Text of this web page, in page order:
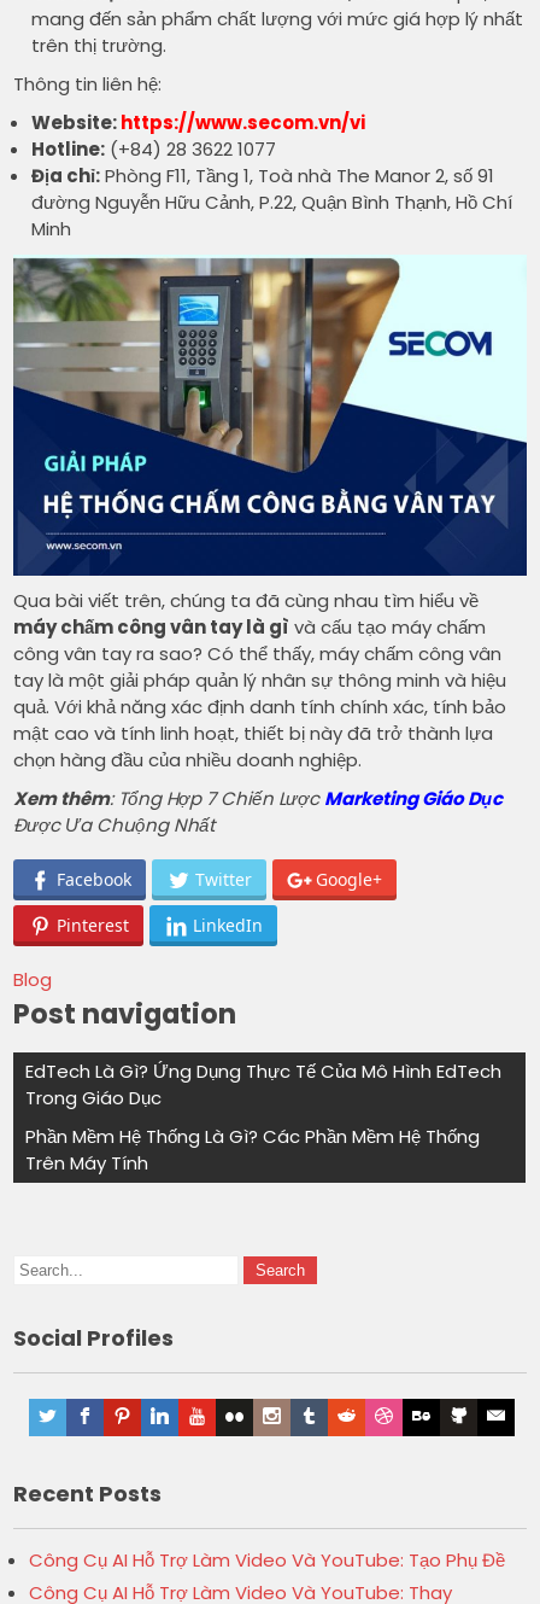
mang đến sản phẩm chất lượng với mức giá hợp lý nhất
trên thị trường.
Thông tin liên hệ:
Website:https://www.secom.vn/vi
Hotline: (+84) 28 3622 1077
Địa chỉ:Phòng F11, Tầng 1, Toà nhà The Manor 2, số 91
đường Nguyễn Hữu Cảnh, P.22, Quận Bình Thạnh, Hồ Chí
Minh
Qua bài viết trên, chúng ta đã cùng nhau tìm hiểu về
máy chấm công vân tay là gì và cấu tạo máy chấm
công vân tay ra sao? Có thể thấy, máy chấm công vân
tay là một giải pháp quản lý nhân sự thông minh và hiệu
quả. Với khả năng xác định danh tính chính xác, tính bảo
mật cao và tính linh hoạt, thiết bị này đã trở thành lựa
chọn hàng đầu của nhiều doanh nghiệp.
Xem thêm: Tổng Hợp 7 Chiến LượcMarketing Giáo Dục
Được Ưa Chuộng Nhất
Facebook Twitter Google+
Pinterest LinkedIn
Blog
Post navigation
EdTech Là Gì? Ứng Dụng Thực Tế Của Mô Hình EdTech
Trong Giáo Dục
Phần Mềm Hệ Thống Là Gì? Các Phần Mềm Hệ Thống
Trên Máy Tính
Social Profiles
Recent Posts
Công Cụ AI Hỗ Trợ Làm Video Và YouTube: Tạo Phụ Đề
Công Cụ AI Hỗ Trợ Làm Video Và YouTube: Thay